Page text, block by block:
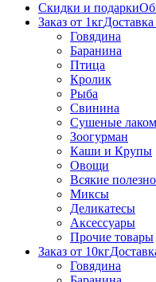
Скидки и подарки
Заказ от 1кг
Говядина
Баранина
Птица
Кролик
Рыба
Свинина
Сушеные
Зоогурман
Каши и Крупы
Овощи
Всякие
Миксы
Деликатесы
Аксессуары
Прочие товары
Заказ от 10кг
Говядина